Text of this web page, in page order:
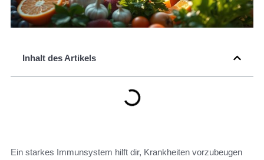
Inhalt des Artikels
Ein starkes Immunsystem hilft dir, Krankheiten vorzubeugen